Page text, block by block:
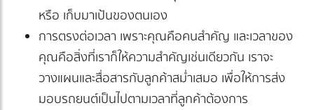
หรือ เก็บมาเป้นของตนเอง
การตรงต่อเวลา เพราะคุณคือคนสำคัญ และเวลาของ
คุณคือสิ่งที่เราก็ให้ความสำคัญเช่นเดียวกัน เราจะ
วางแผนและสื่อสารกับลูกค้าสม่ำเสมอ เพื่อให้การส่ง
มอบรถยนต์เป็นไปตามเวลาที่ลูกค้าต้องการ